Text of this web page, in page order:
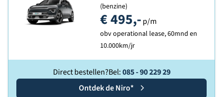
(benzine)
€ 495,- p/m
obv operational lease, 60mnd en
10.000km/jr
Direct bestellen?Bel:085 - 90 229 29
Ontdek deKia
Niro*